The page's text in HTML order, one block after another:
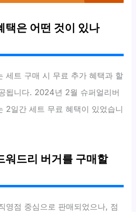
택은 어떤 것이 있나
세트 구매 시 무료 추가 혜택과 할
됩니다. 2024년 2월 슈퍼얼리버
2일간 세트 무료 혜택이 있었습니
워드리 버거를 구매할
영점 중심으로 판매되었으나, 점